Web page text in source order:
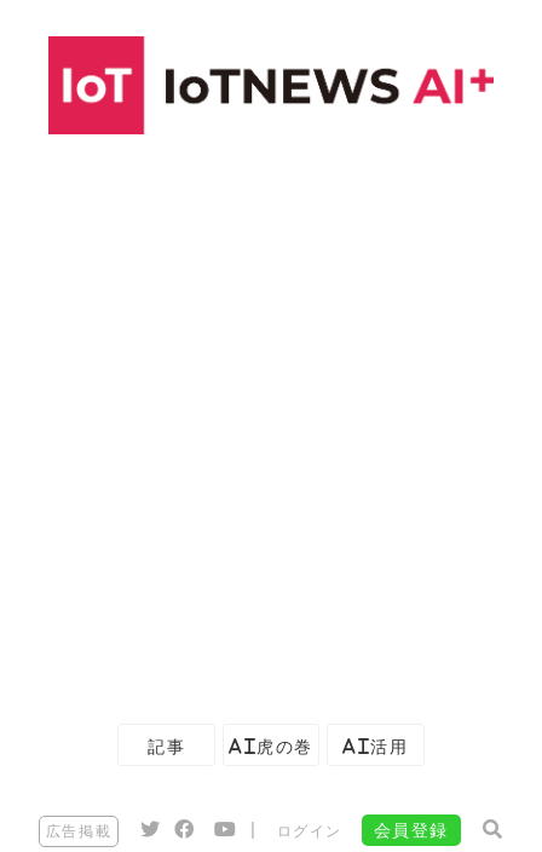
記事 AI虎の巻 AI活用
広告掲載 ログイン 会員登録